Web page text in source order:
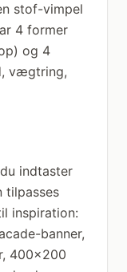
stof-vimpel
4 former
og 4
vægtring,
indtaster
tilpasses
inspiration:
banner,
400×200